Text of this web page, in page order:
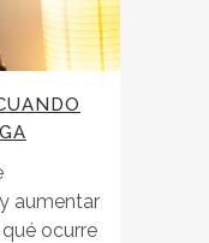
aumentar
ocurre